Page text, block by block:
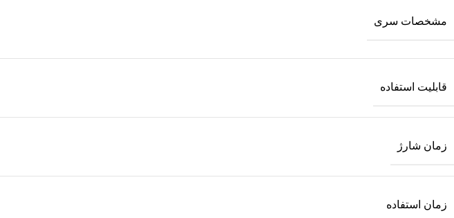
مشخصات سری
قابلیت استفاده
زمان شارژ
زمان استفاده